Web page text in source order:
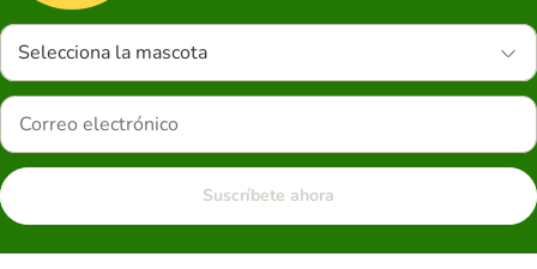
Selecciona la mascota
Suscríbete ahora